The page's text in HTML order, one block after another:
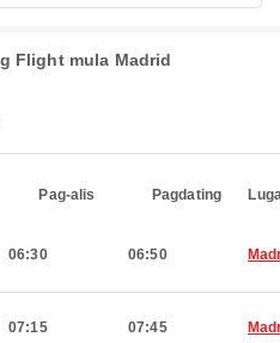
Flight mula Madrid
Pag-alis Pagdating
06:30 06:50
07:15 07:45